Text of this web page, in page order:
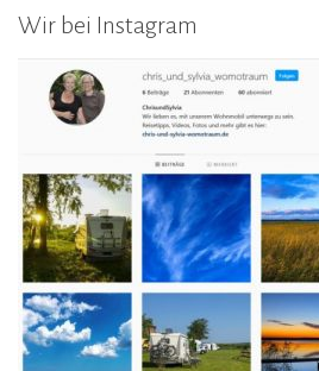
Wir bei Instagram